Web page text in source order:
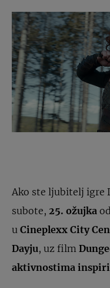
Ako ste ljubitelj igre
subote, 25. ožujka od
u Cineplexx City
Dayju, uz film
aktivnostima